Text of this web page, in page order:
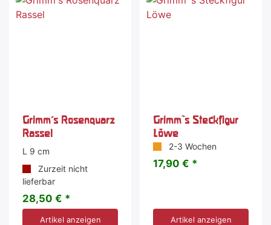
Grimm's Rosenquarz
Rassel
L 9 cm
Zurzeit nicht
lieferbar
28,50 € *
Artikel anzeigen
Grimm`s Steckfigur
Löwe
2-3 Wochen
17,90 € *
Artikel anzeigen